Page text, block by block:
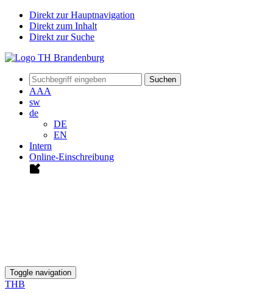
Direkt zur Hauptnavigation
Direkt zum Inhalt
Direkt zur Suche
Suchen
AAA
sw
de
DE
EN
Intern
Online-Einschreibung
Toggle navigation
THB